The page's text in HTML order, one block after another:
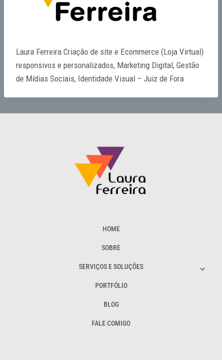
Laura Ferreira Criação de site e Ecommerce (Loja Virtual)
responsivos e personalizados, Marketing Digital, Gestão
de Mídias Sociais, Identidade Visual – Juiz de Fora
HOME
SOBRE
SERVIÇOS E SOLUÇÕES
PORTFÓLIO
BLOG
FALE COMIGO